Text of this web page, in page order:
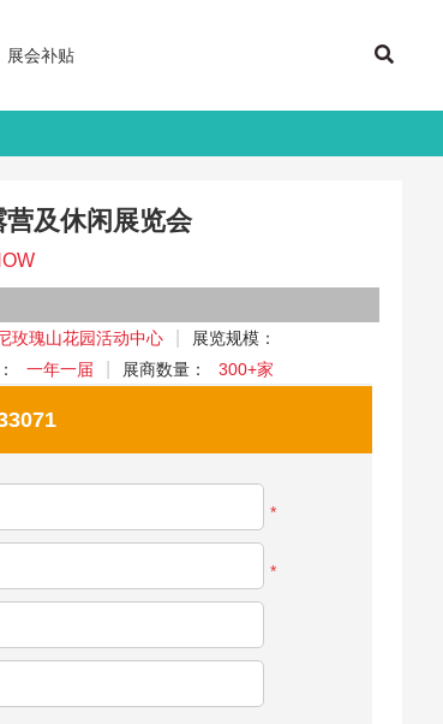
展会补贴
及休闲展览会
玫瑰山花园活动中心
展览规模：
一年一届 展商数量： 300+家
*
*